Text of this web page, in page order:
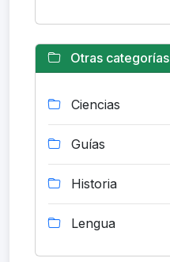
Otras categorías
Ciencias
Guías
Historia
Lengua